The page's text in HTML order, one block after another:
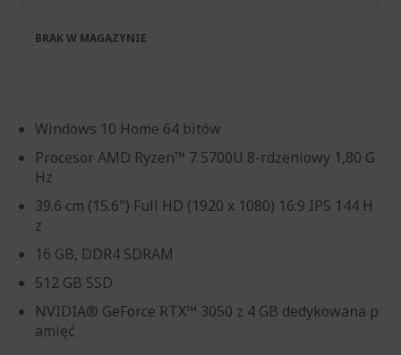
Windows 10 Home 64 bitów
Procesor AMD Ryzen™ 7 5700U 8-rdzeniowy 1,80 G
Hz
39.6 cm (15.6") Full HD (1920 x 1080) 16:9 IPS 144 H
z
16 GB, DDR4 SDRAM
512 GB SSD
NVIDIA® GeForce RTX™ 3050 z 4 GB dedykowana p
amięć
BRAK W MAGAZYNIE